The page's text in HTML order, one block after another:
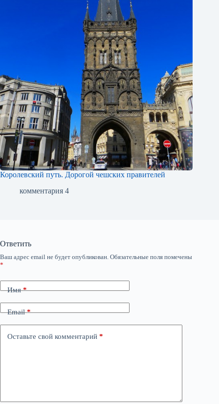
Королевский путь. Дорогой чешских правителей
комментария 4
Ответить
Ваш адрес email не будет опубликован. Обязательные поля помечены
*
Имя*
Email*
Оставьте свой комментарий *